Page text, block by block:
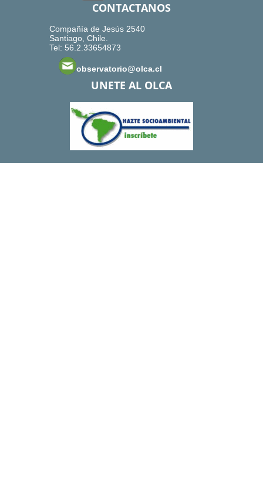
CONTACTANOS
Compañía de Jesús 2540
Santiago, Chile.
Tel: 56.2.33654873
observatorio@olca.cl
UNETE AL OLCA